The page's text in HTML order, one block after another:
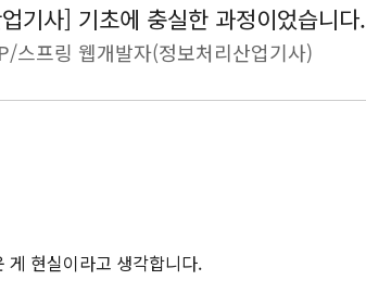
기사] 기초에 충실한 과정이었습니다.
스프링 웹개발자(정보처리산업기사)
게 현실이라고 생각합니다.